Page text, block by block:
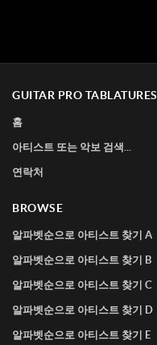
GUITAR PRO TABLATURES
홈
아티스트 또는 악보 검색...
연락처
BROWSE
알파벳순으로 아티스트 찾기 A
알파벳순으로 아티스트 찾기 B
알파벳순으로 아티스트 찾기 C
알파벳순으로 아티스트 찾기 D
알파벳순으로 아티스트 찾기 E